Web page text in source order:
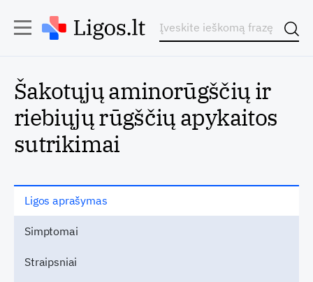
Šakotųjų aminorūgščių ir
riebiųjų rūgščių apykaitos
sutrikimai
Ligos aprašymas
Simptomai
Straipsniai